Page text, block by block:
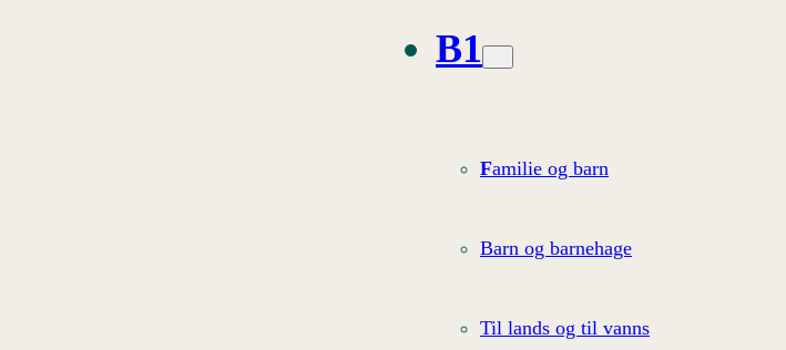
B1
Familie og barn
Barn og barnehage
Til lands og til vanns